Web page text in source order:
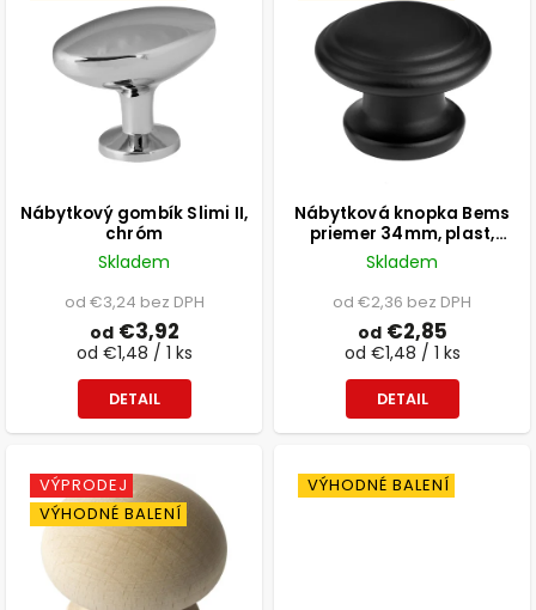
Nábytkový gombík Slimi II,
chróm
Skladem
od €3,24 bez DPH
od€3,92
od €1,48 / 1 ks
DETAIL
Nábytková knopka Bems
priemer 34mm, plast,
čierna matná
Skladem
od €2,36 bez DPH
od€2,85
od €1,48 / 1 ks
DETAIL
VÝPRODEJ
VÝHODNÉ BALENÍ
VÝHODNÉ BALENÍ